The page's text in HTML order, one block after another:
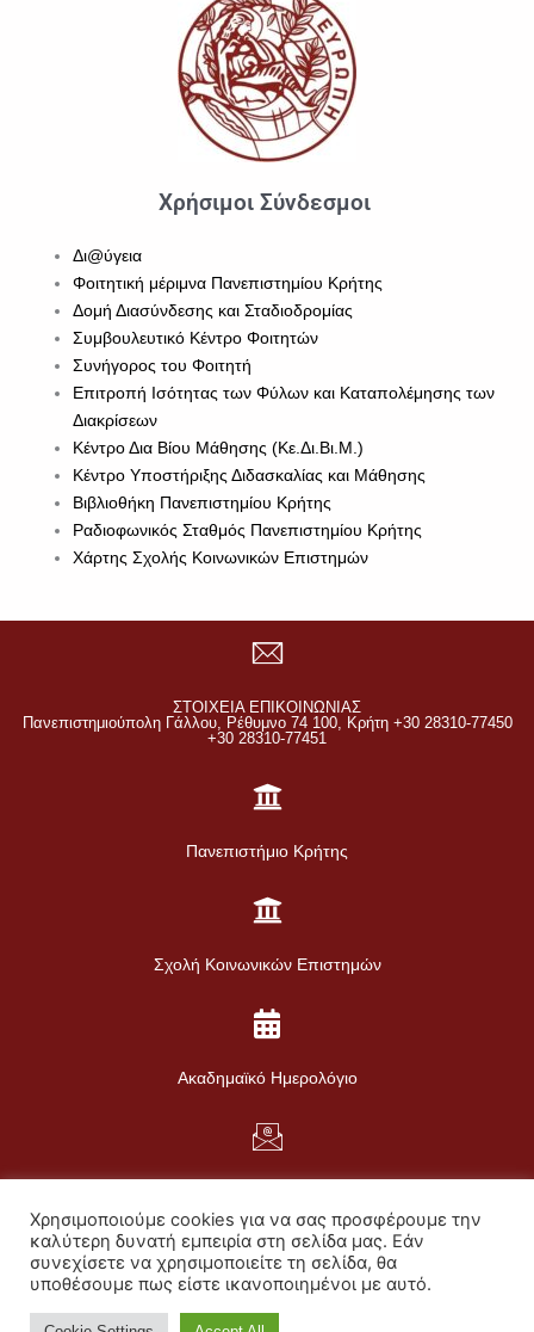
Χρήσιμοι Σύνδεσμοι
Δι@ύγεια
Φοιτητική μέριμνα Πανεπιστημίου Κρήτης
Δομή Διασύνδεσης και Σταδιοδρομίας
Συμβουλευτικό Κέντρο Φοιτητών
Συνήγορος του Φοιτητή
Επιτροπή Ισότητας των Φύλων και Καταπολέμησης των
Διακρίσεων
Κέντρο Δια Βίου Μάθησης (Κε.Δι.Βι.Μ.)
Κέντρο Υποστήριξης Διδασκαλίας και Μάθησης
Βιβλιοθήκη Πανεπιστημίου Κρήτης
Ραδιοφωνικός Σταθμός Πανεπιστημίου Κρήτης
Χάρτης Σχολής Κοινωνικών Επιστημών
ΣΤΟΙΧΕΙΑ ΕΠΙΚΟΙΝΩΝΙΑΣ
Πανεπιστημιούπολη Γάλλου, Ρέθυμνο 74 100, Κρήτη +30 28310-77450
+30 28310-77451
Πανεπιστήμιο Κρήτης
Σχολή Κοινωνικών Επιστημών
Ακαδημαϊκό Ημερολόγιο
Πολιτική Απορρήτου
Πολιτική για τα Cookies
Προσωπικά Δεδομένα
Χρησιμοποιούμε cookies για να σας προσφέρουμε την
καλύτερη δυνατή εμπειρία στη σελίδα μας. Εάν
συνεχίσετε να χρησιμοποιείτε τη σελίδα, θα
υποθέσουμε πως είστε ικανοποιημένοι με αυτό.